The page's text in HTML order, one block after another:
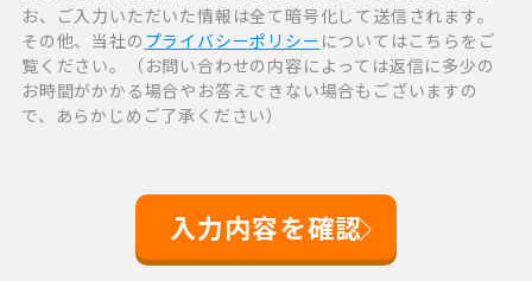
お、ご入力いただいた情報は全て暗号化して送信されます。
その他、当社の プライバシーポリシー についてはこちらをご
覧ください。（お問い合わせの内容によっては返信に多少の
お時間がかかる場合やお答えできない場合もございますの
で、あらかじめご了承ください）